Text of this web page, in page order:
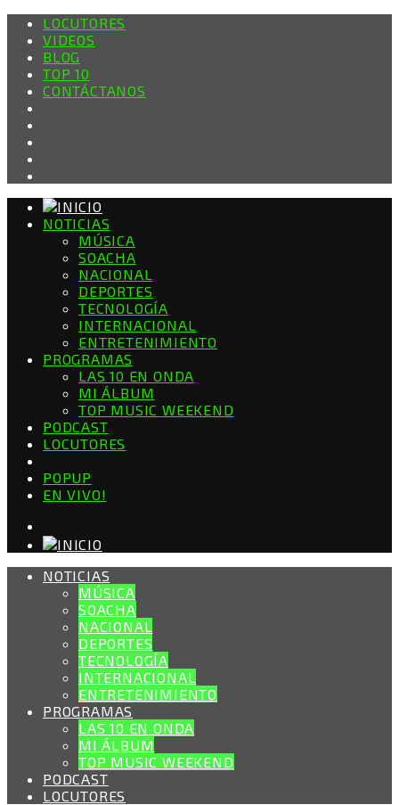
LOCUTORES
VIDEOS
BLOG
TOP 10
CONTÁCTANOS
NOTICIAS
MÚSICA
SOACHA
NACIONAL
DEPORTES
TECNOLOGÍA
INTERNACIONAL
ENTRETENIMIENTO
PROGRAMAS
LAS 10 EN ONDA
MI ÁLBUM
TOP MUSIC WEEKEND
PODCAST
LOCUTORES
POPUP
EN VIVO!
NOTICIAS
MÚSICA
SOACHA
NACIONAL
DEPORTES
TECNOLOGÍA
INTERNACIONAL
ENTRETENIMIENTO
PROGRAMAS
LAS 10 EN ONDA
MI ÁLBUM
TOP MUSIC WEEKEND
PODCAST
LOCUTORES